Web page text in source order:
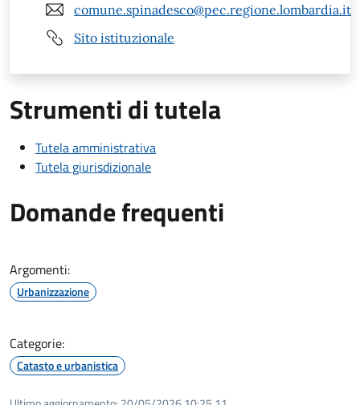
comune.spinadesco@pec.regione.lombardia.it
Sito istituzionale
Strumenti di tutela
Tutela amministrativa
Tutela giurisdizionale
Domande frequenti
Argomenti:
Urbanizzazione
Categorie:
Catasto e urbanistica